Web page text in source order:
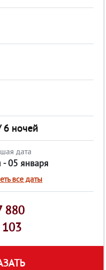
6 ночей
дата
- 05 января
все даты
880